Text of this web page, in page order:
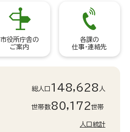
市役所庁舎の
ご案内
各課の
仕事・連絡先
総人口 148,628 人
世帯数80,172世帯
人口統計